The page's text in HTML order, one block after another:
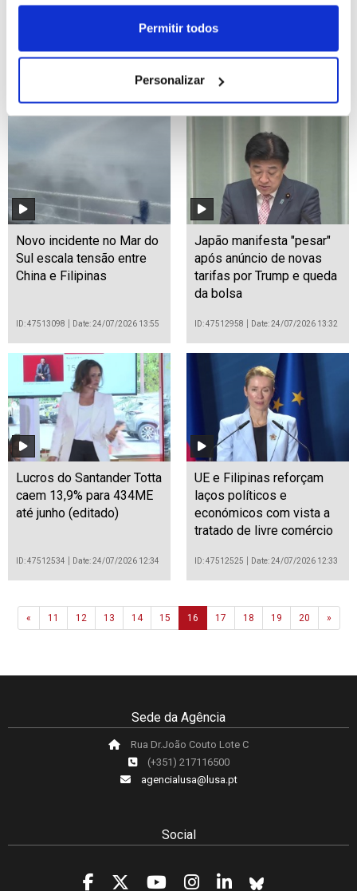
Permitir todos
Personalizar
dramática" em várias
tarifas impostas por
Trump são
injustificadas"
ID: 47513176
Novo incidente no Mar do
Sul escala tensão entre
China e Filipinas
ID: 47513098 Date: 24/07/2026 13:55
Japão manifesta "pesar"
após anúncio de novas
tarifas por Trump e queda
da bolsa
ID: 47512958 Date: 24/07/2026 13:32
Lucros do Santander Totta
caem 13,9% para 434ME
até junho (editado)
ID: 47512534 Date: 24/07/2026 12:34
UE e Filipinas reforçam
laços políticos e
económicos com vista a
tratado de livre comércio
ID: 47512525 Date: 24/07/2026 12:33
«Previous
11 12 13 14 15 16 17 18 19 20 »Next
Sede da Agência
Rua Dr.João Couto Lote C
(+351) 217116500
agencialusa@lusa.pt
Social